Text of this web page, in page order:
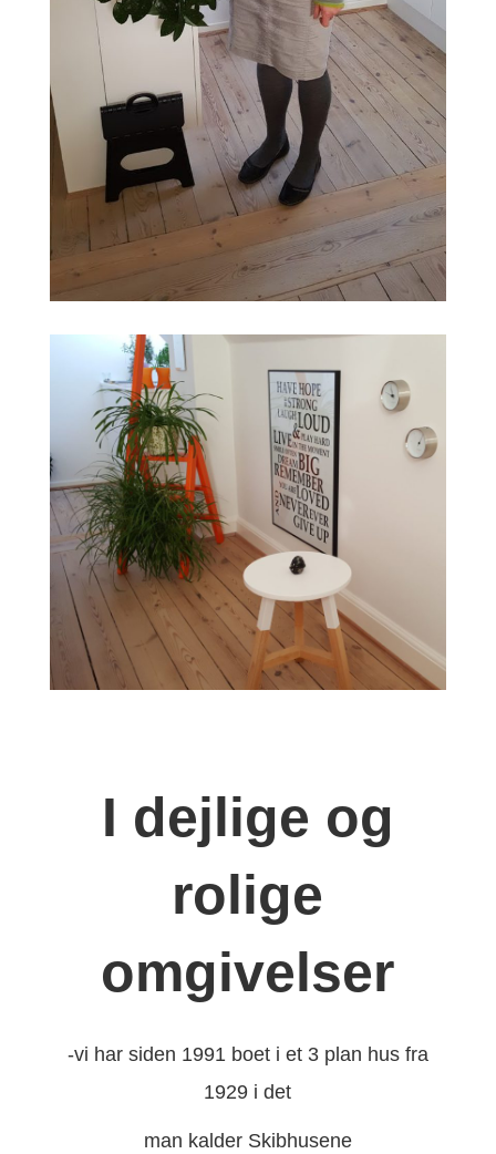
I dejlige og
rolige
omgivelser
-vi har siden 1991 boet i et 3 plan hus fra
1929 i det
man kalder Skibhusene